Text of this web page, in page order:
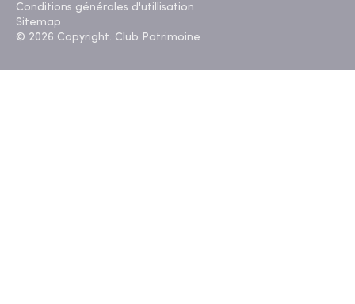
Conditions générales d'utillisation
Sitemap
© 2026 Copyright. Club Patrimoine